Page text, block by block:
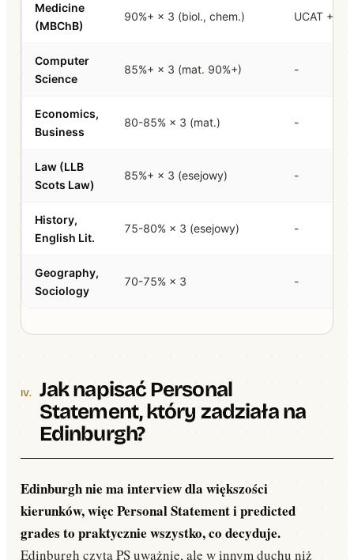
Medicine
(MBChB)
90%+ × 3 (biol., chem.) UCAT +
Computer
Science
85%+ × 3 (mat. 90%+) -
Economics,
Business
80-85% × 3 (mat.) -
Law (LLB
Scots Law)
85%+ × 3 (esejowy) -
History,
English Lit.
75-80% × 3 (esejowy) -
Geography,
Sociology
70-75% × 3 -
Jak napisać Personal
Statement, który zadziała na
Edinburgh?
Edinburgh nie ma interview dla większości
kierunków, więc Personal Statement i predicted
grades to praktycznie wszystko, co decyduje.
Edinburgh czyta PS uważnie, ale w innym duchu niż